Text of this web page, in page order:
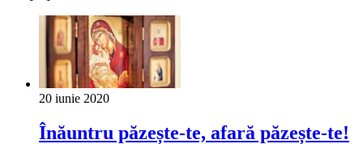
20 iunie 2020
Înăuntru păzește-te, afară păzește-te!